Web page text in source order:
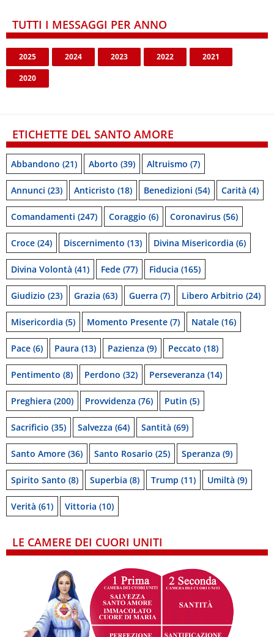
TUTTI I MESSAGGI PER ANNO
2025 2024 2023 2022 2021
2020
ETICHETTE DEL SANTO AMORE
Abbandono (21) Aborto (39) Altruismo (7)
Annunci (23) Anticristo (18) Benedizioni (54) Carità (4)
Comandamenti (247) Coraggio (6) Coronavirus (56)
Croce (24) Discernimento (13) Divina Misericordia (6)
Divina Volontà (41) Fede (77) Fiducia (165)
Giudizio (23) Grazia (63) Guerra (7) Libero Arbitrio (24)
Misericordia (5) Momento Presente (7) Natale (16)
Pace (6) Paura (13) Pazienza (9) Peccato (18)
Pentimento (8) Perdono (32) Perseveranza (14)
Preghiera (200) Provvidenza (76) Putin (5)
Sacrificio (35) Salvezza (64) Santità (69)
Santo Amore (36) Santo Rosario (25) Speranza (9)
Spirito Santo (8) Superbia (8) Trump (11) Umiltà (9)
Verità (61) Vittoria (10)
LE CAMERE DEI CUORI UNITI